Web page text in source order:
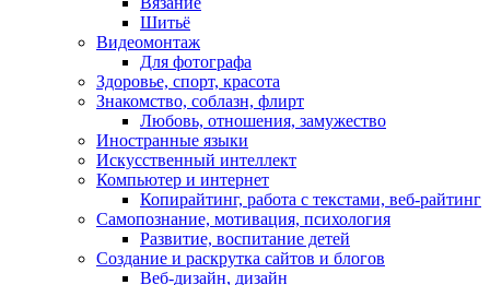
Шитьё
Видеомонтаж
Для фотографа
Здоровье, спорт, красота
Знакомство, соблазн, флирт
Любовь, отношения, замужество
Иностранные языки
Искусственный интеллект
Компьютер и интернет
Копирайтинг, работа с текстами, веб-райтинг
Самопознание, мотивация, психология
Развитие, воспитание детей
Создание и раскрутка сайтов и блогов
Веб-дизайн, дизайн